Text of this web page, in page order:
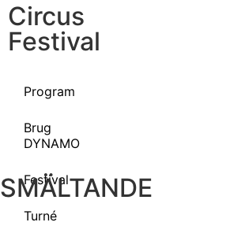
Circus
Festival
Program
Brug
DYNAMO
Festival
Turné
SMÄLTANDE